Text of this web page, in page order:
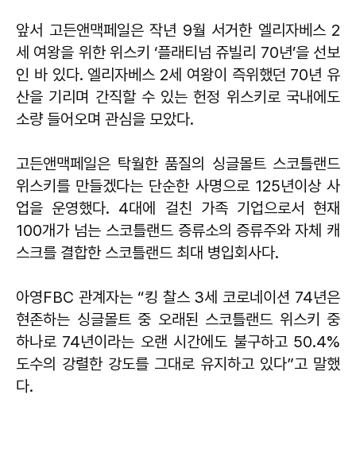
앞서 고든앤맥페일은 작년 9월 서거한 엘리자베스 2
세 여왕을 위한 위스키 ‘플래티넘 쥬빌리 70년’을 선보
인 바 있다. 엘리자베스 2세 여왕이 즉위했던 70년 유
산을 기리며 간직할 수 있는 헌정 위스키로 국내에도
소량 들어오며 관심을 모았다.
고든앤맥페일은 탁월한 품질의 싱글몰트 스코틀랜드
위스키를 만들겠다는 단순한 사명으로 125년이상 사
업을 운영했다. 4대에 걸친 가족 기업으로서 현재
100개가 넘는 스코틀랜드 증류소의 증류주와 자체 캐
스크를 결합한 스코틀랜드 최대 병입회사다.
아영FBC 관계자는 “킹 찰스 3세 코로네이션 74년은
현존하는 싱글몰트 중 오래된 스코틀랜드 위스키 중
하나로 74년이라는 오랜 시간에도 불구하고 50.4%
도수의 강렬한 강도를 그대로 유지하고 있다”고 말했
다.